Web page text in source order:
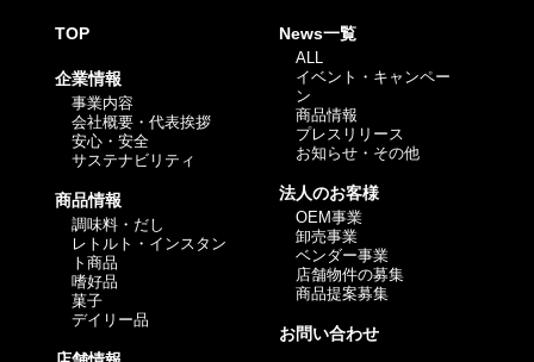
TOP
企業情報
事業内容
会社概要・代表挨拶
安心・安全
サステナビリティ
商品情報
調味料・だし
レトルト・インスタン
ト商品
嗜好品
菓子
デイリー品
News一覧
ALL
イベント・キャンペー
ン
商品情報
プレスリリース
お知らせ・その他
法人のお客様
OEM事業
卸売事業
ベンダー事業
店舗物件の募集
商品提案募集
お問い合わせ